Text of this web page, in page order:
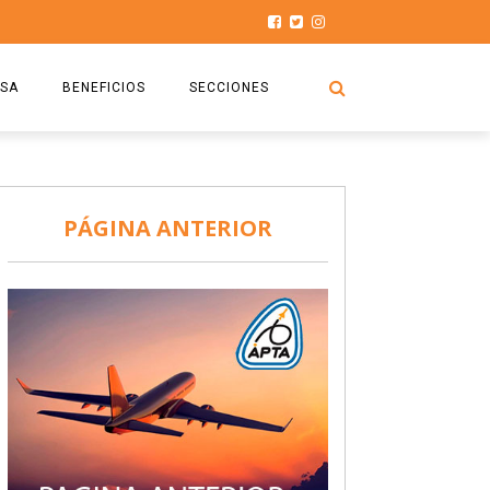
BENEFICIOS
COMISIÓN
SECCIONES
SEGURIDAD AÉREA
TURISMO Y RECREACIÓN
VIDEOS
PÁGINA ANTERIOR